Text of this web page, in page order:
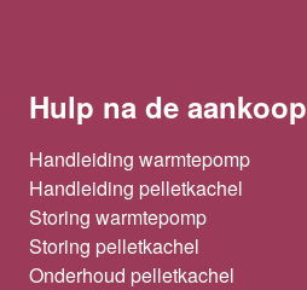
Hulp na de aankoop
Handleiding warmtepomp
Handleiding pelletkachel
Storing warmtepomp
Storing pelletkachel
Onderhoud pelletkachel